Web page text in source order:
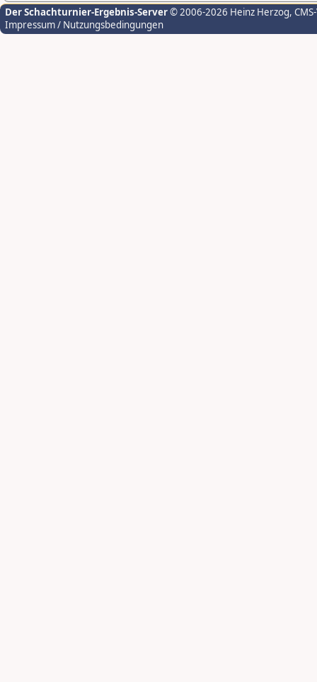
Der Schachturnier-Ergebnis-Server© 2006-2026 Heinz Herzog,
Impressum / Nutzungsbedingungen